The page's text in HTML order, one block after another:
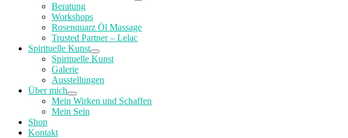
Beratung
Workshops
Rosenquarz Öl Massage
Trusted Partner – Lelac
Spirituelle Kunst
Spirituelle Kunst
Galerie
Ausstellungen
Über mich
Mein Wirken und Schaffen
Mein Sein
Shop
Kontakt